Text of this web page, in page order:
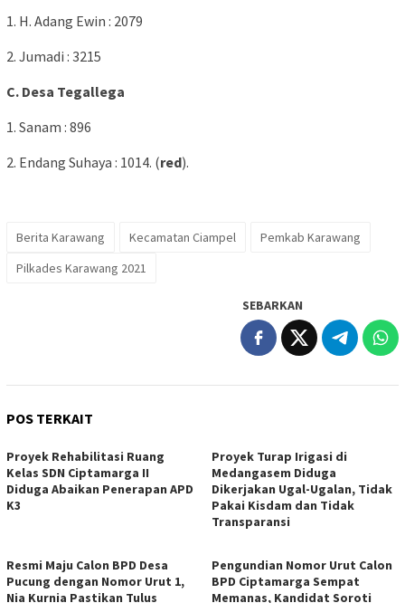
1. H. Adang Ewin : 2079
2. Jumadi : 3215
C. Desa Tegallega
1. Sanam : 896
2. Endang Suhaya : 1014. (red).
Berita Karawang Kecamatan Ciampel
Pemkab Karawang
Pilkades Karawang 2021
SEBARKAN
POS TERKAIT
Proyek Rehabilitasi Ruang
Kelas SDN Ciptamarga II
Diduga Abaikan Penerapan APD
K3
Proyek Turap Irigasi di
Medangasem Diduga
Dikerjakan Ugal-Ugalan, Tidak
Pakai Kisdam dan Tidak
Transparansi
Resmi Maju Calon BPD Desa
Pucung dengan Nomor Urut 1,
Nia Kurnia Pastikan Tulus
Pengundian Nomor Urut Calon
BPD Ciptamarga Sempat
Memanas, Kandidat Soroti